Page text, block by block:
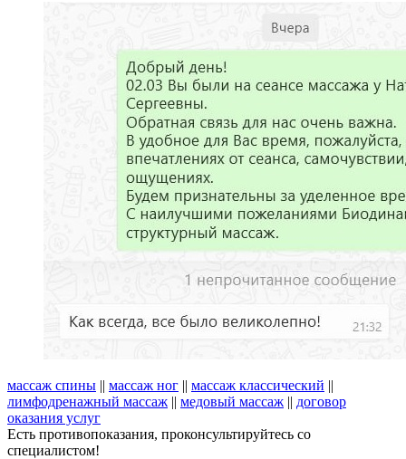
массаж спины || массаж ног || массаж классический ||
лимфодренажный массаж || медовый массаж || договор
оказания услуг
Есть противопоказания, проконсультируйтесь со
специалистом!